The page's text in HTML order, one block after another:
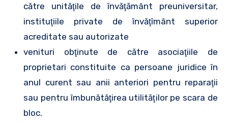
către unităţile de învăţământ preuniversitar,
instituţiile private de învăţîmânt superior
acreditate sau autorizate
venituri obţinute de către asociaţiile de
proprietari constituite ca persoane juridice în
anul curent sau anii anteriori pentru reparaţii
sau pentru îmbunătăţirea utilităţilor pe scara de
bloc.